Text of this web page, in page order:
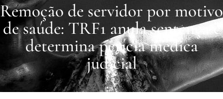
Remoção de servidor por motivo
de saúde: TRF1 anula sentença e
determina perícia médica
judicial